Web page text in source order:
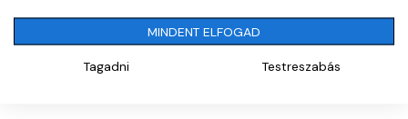
MINDENT ELFOGAD
Tagadni Testreszabás